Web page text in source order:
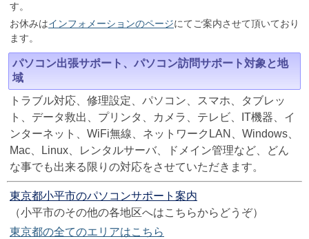
す。
お休みはインフォメーションのページにてご案内させて頂いており
ます。
パソコン出張サポート、パソコン訪問サポート対象と地
域
トラブル対応、修理設定、パソコン、スマホ、タブレッ
ト、データ救出、プリンタ、カメラ、テレビ、IT機器、イ
ンターネット、WiFi無線、ネットワークLAN、Windows、
Mac、Linux、レンタルサーバ、ドメイン管理など、どん
な事でも出来る限りの対応をさせていただきます。
東京都小平市のパソコンサポート案内
（小平市のその他の各地区へはこちらからどうぞ）
東京都の全てのエリアはこちら